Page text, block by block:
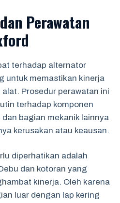
Perawatan
terhadap alternator
untuk memastikan kinerja
Prosedur perawatan ini
terhadap komponen
bagian mekanik lainnya
kerusakan atau keausan.
diperhatikan adalah
dan kotoran yang
kinerja. Oleh karena
luar dengan lap kering